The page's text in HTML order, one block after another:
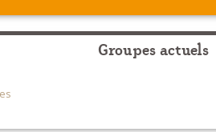
Groupes actuels